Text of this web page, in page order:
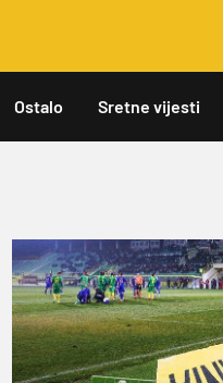
Ostalo Sretne vijesti